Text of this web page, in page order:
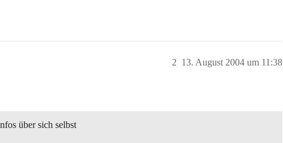
13. August 2004 um 11:38
2
über sich selbst